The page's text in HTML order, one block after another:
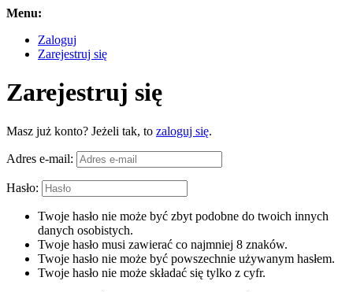
Menu:
Zaloguj
Zarejestruj się
Zarejestruj się
Masz już konto? Jeżeli tak, to zaloguj się.
Adres e-mail:
Hasło:
Twoje hasło nie może być zbyt podobne do twoich innych
danych osobistych.
Twoje hasło musi zawierać co najmniej 8 znaków.
Twoje hasło nie może być powszechnie używanym hasłem.
Twoje hasło nie może składać się tylko z cyfr.